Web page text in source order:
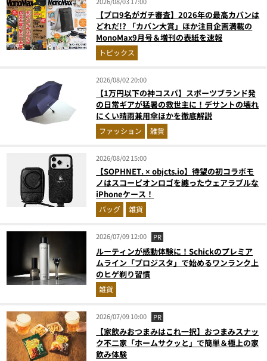
【プロ9名がガチ審査】2026年の最高カバンは
どれだ!? 「カバン大賞」ほか注目企画満載の
MonoMax9月号＆増刊の表紙を速報
トピックス
2026/08/02 20:00
【1万円以下の神コスパ】スポーツブランド発
の日常ギアが猛暑の救世主に！デサントの壊れ
にくい晴雨兼用傘ほかを徹底解説
ファッション 雑貨
2026/08/02 15:00
【SOPHNET. × objcts.io】待望の初コラボモ
ノはスコーピオンロゴを纏ったウェアラブルな
iPhoneケース！
バッグ 雑貨
2026/07/09 12:00 PR
ルーティンが感動体験に！Schickのプレミア
ムライン「プロジスタ」で始めるワンランク上
のヒゲ剃り習慣
雑貨
2026/07/09 10:00 PR
【家飲みおつまみはこれ一択】おつまみスナッ
ク不二家「ホームサクッと」で簡単＆極上の家
飲み体験